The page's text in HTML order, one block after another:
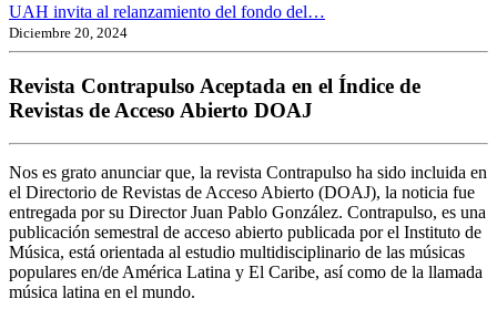
UAH invita al relanzamiento del fondo del…
Diciembre 20, 2024
Revista Contrapulso Aceptada en el Índice de
Revistas de Acceso Abierto DOAJ
Nos es grato anunciar que, la revista Contrapulso ha sido incluida en
el Directorio de Revistas de Acceso Abierto (DOAJ), la noticia fue
entregada por su Director Juan Pablo González. Contrapulso, es una
publicación semestral de acceso abierto publicada por el Instituto de
Música, está orientada al estudio multidisciplinario de las músicas
populares en/de América Latina y El Caribe, así como de la llamada
música latina en el mundo.